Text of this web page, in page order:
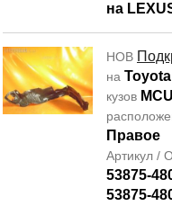
на
НОВ
на
кузов
Правое
Артикул /
53875-
53875-